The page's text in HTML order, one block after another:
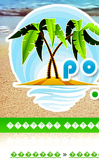
�������
������� »